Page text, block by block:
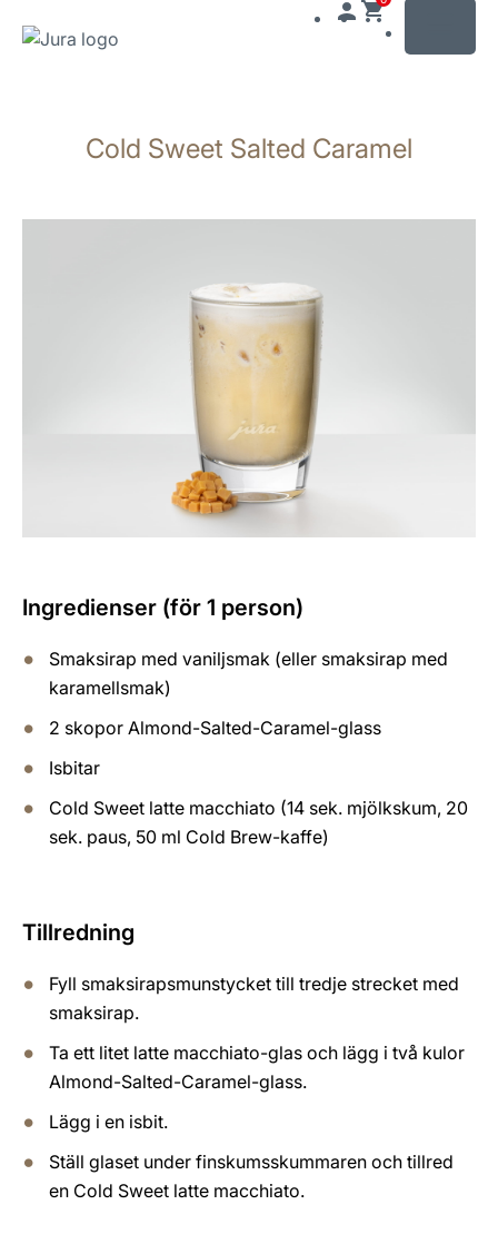
sökning
Cold Sweet Salted Caramel
Ingredienser (för 1 person)
Smaksirap med vaniljsmak (eller smaksirap med
karamellsmak)
2 skopor Almond-Salted-Caramel-glass
Isbitar
Cold Sweet latte macchiato (14 sek. mjölkskum, 20
sek. paus, 50 ml Cold Brew-kaffe)
Tillredning
Fyll smaksirapsmunstycket till tredje strecket med
smaksirap.
Ta ett litet latte macchiato-glas och lägg i två kulor
Almond-Salted-Caramel-glass.
Lägg i en isbit.
Ställ glaset under finskumsskummaren och tillred
en Cold Sweet latte macchiato.